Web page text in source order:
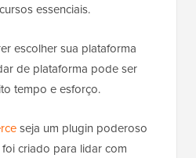
essenciais.
escolher sua plataforma
de plataforma pode ser
tempo e esforço.
seja um plugin poderoso
criado para lidar com